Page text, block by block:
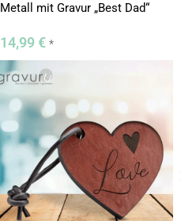
Metall mit Gravur „Best Dad“
14,99 € *